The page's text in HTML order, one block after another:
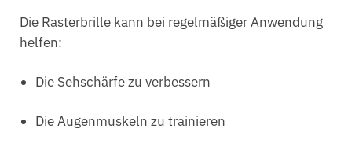
Die Rasterbrille kann bei regelmäßiger Anwendung
helfen:
Die Sehschärfe zu verbessern
Die Augenmuskeln zu trainieren